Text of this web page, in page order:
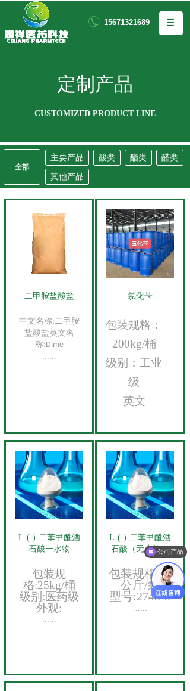
定制产品
—— CUSTOMIZED PRODUCT LINE ——
主要产品 酸类 酯类
醛类
其他产品
全部
二甲胺盐酸盐
中文名称:二甲胺
盐酸盐英文名
称:Dime
......
氯化苄
包装规格：
200kg/桶
级别： 工业
级
英文
......
L-(-)-二苯甲酰酒
石酸一水物
包装规
格:25kg/桶
级别 :医药级
外观:
......
L-(-)-二苯甲酰酒
石酸（无水物）
包装规格 :25
公斤/袋
型号:2743-3
......
15671321689
公司产品